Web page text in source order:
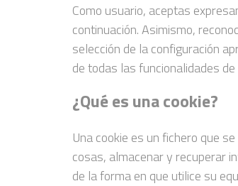
Como usuario, aceptas
continuación. Asimismo,
selección de la configuración
de todas las funcionalidades
¿Qué es una cookie?
Una cookie es un fichero que
cosas, almacenar y recuperar
de la forma en que utilice su